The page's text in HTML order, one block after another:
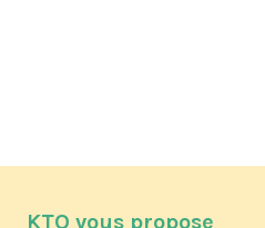
KTO vous propose